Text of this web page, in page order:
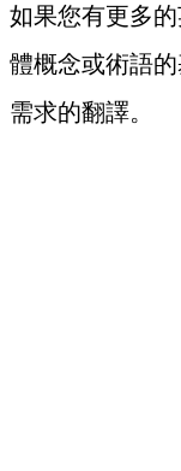
如果您有更多
體概念或術語
需求的翻譯。